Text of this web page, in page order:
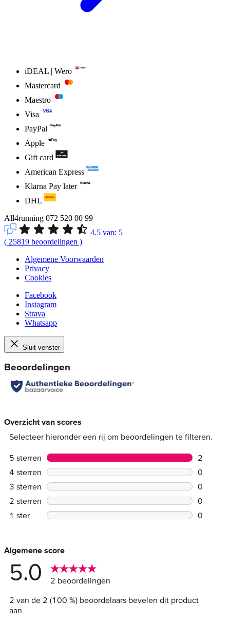
iDEAL | Wero
Mastercard
Maestro
Visa
PayPal
Apple
Gift card
American Express
Klarna Pay later
DHL
All4running 072 520 00 99
4.5 van: 5
( 25819 beoordelingen )
Algemene Voorwaarden
Privacy
Cookies
Facebook
Instagram
Strava
Whatsapp
Sluit venster